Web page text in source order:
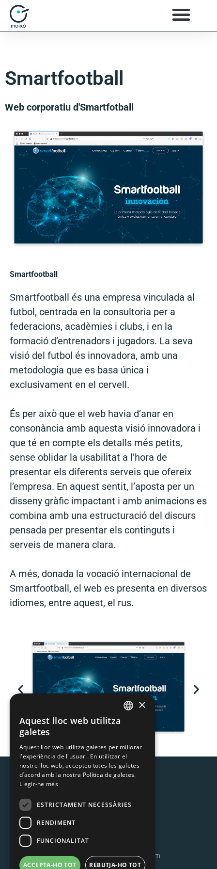
Smartfootball
Web corporatiu d'Smartfotball
Smartfootball
Smartfootball és una empresa vinculada al
futbol, centrada en la consultoria per a
federacions, acadèmies i clubs, i en la
formació d’entrenadors i jugadors. La seva
visió del futbol és innovadora, amb una
metodologia que es basa única i
exclusivament en el cervell.
És per això que el web havia d’anar en
consonància amb aquesta visió innovadora i
que té en compte els detalls més petits,
sense oblidar la usabilitat a l’hora de
presentar els diferents serveis que ofereix
l’empresa. En aquest sentit, l’aposta per un
disseny gràfic impactant i amb animacions es
combina amb una estructuració del discurs
pensada per presentar els continguts i
serveis de manera clara.
A més, donada la vocació internacional de
Smartfootball, el web es presenta en diversos
idiomes, entre aquest, el rus.
08037 Barcelona
T. 931 575 731 –info@moixo.com
×
Aquest lloc web utilitza
galetes
Aquest lloc web utilitza galetes per millorar
l'experiència de l'usuari. En utilitzar el
nostre lloc web, accepteu totes les galetes
d’acord amb la nostra Política de galetes.
Llegir-ne més
ESTRICTAMENT NECESSÀRIES
RENDIMENT
FUNCIONALITAT
ACCEPTA-HO TOT REBUTJA-HO TOT